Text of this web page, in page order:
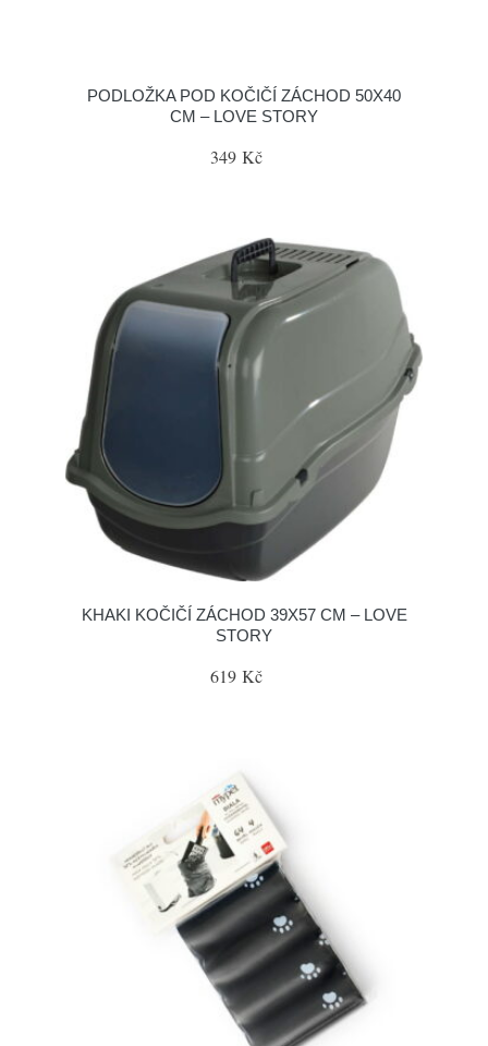
PODLOŽKA POD KOČIČÍ ZÁCHOD 50X40
CM – LOVE STORY
349 Kč
KHAKI KOČIČÍ ZÁCHOD 39X57 CM – LOVE
STORY
619 Kč